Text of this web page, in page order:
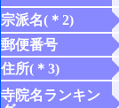
宗派名(＊2)
郵便番号
住所(＊3)
寺院名ランキン